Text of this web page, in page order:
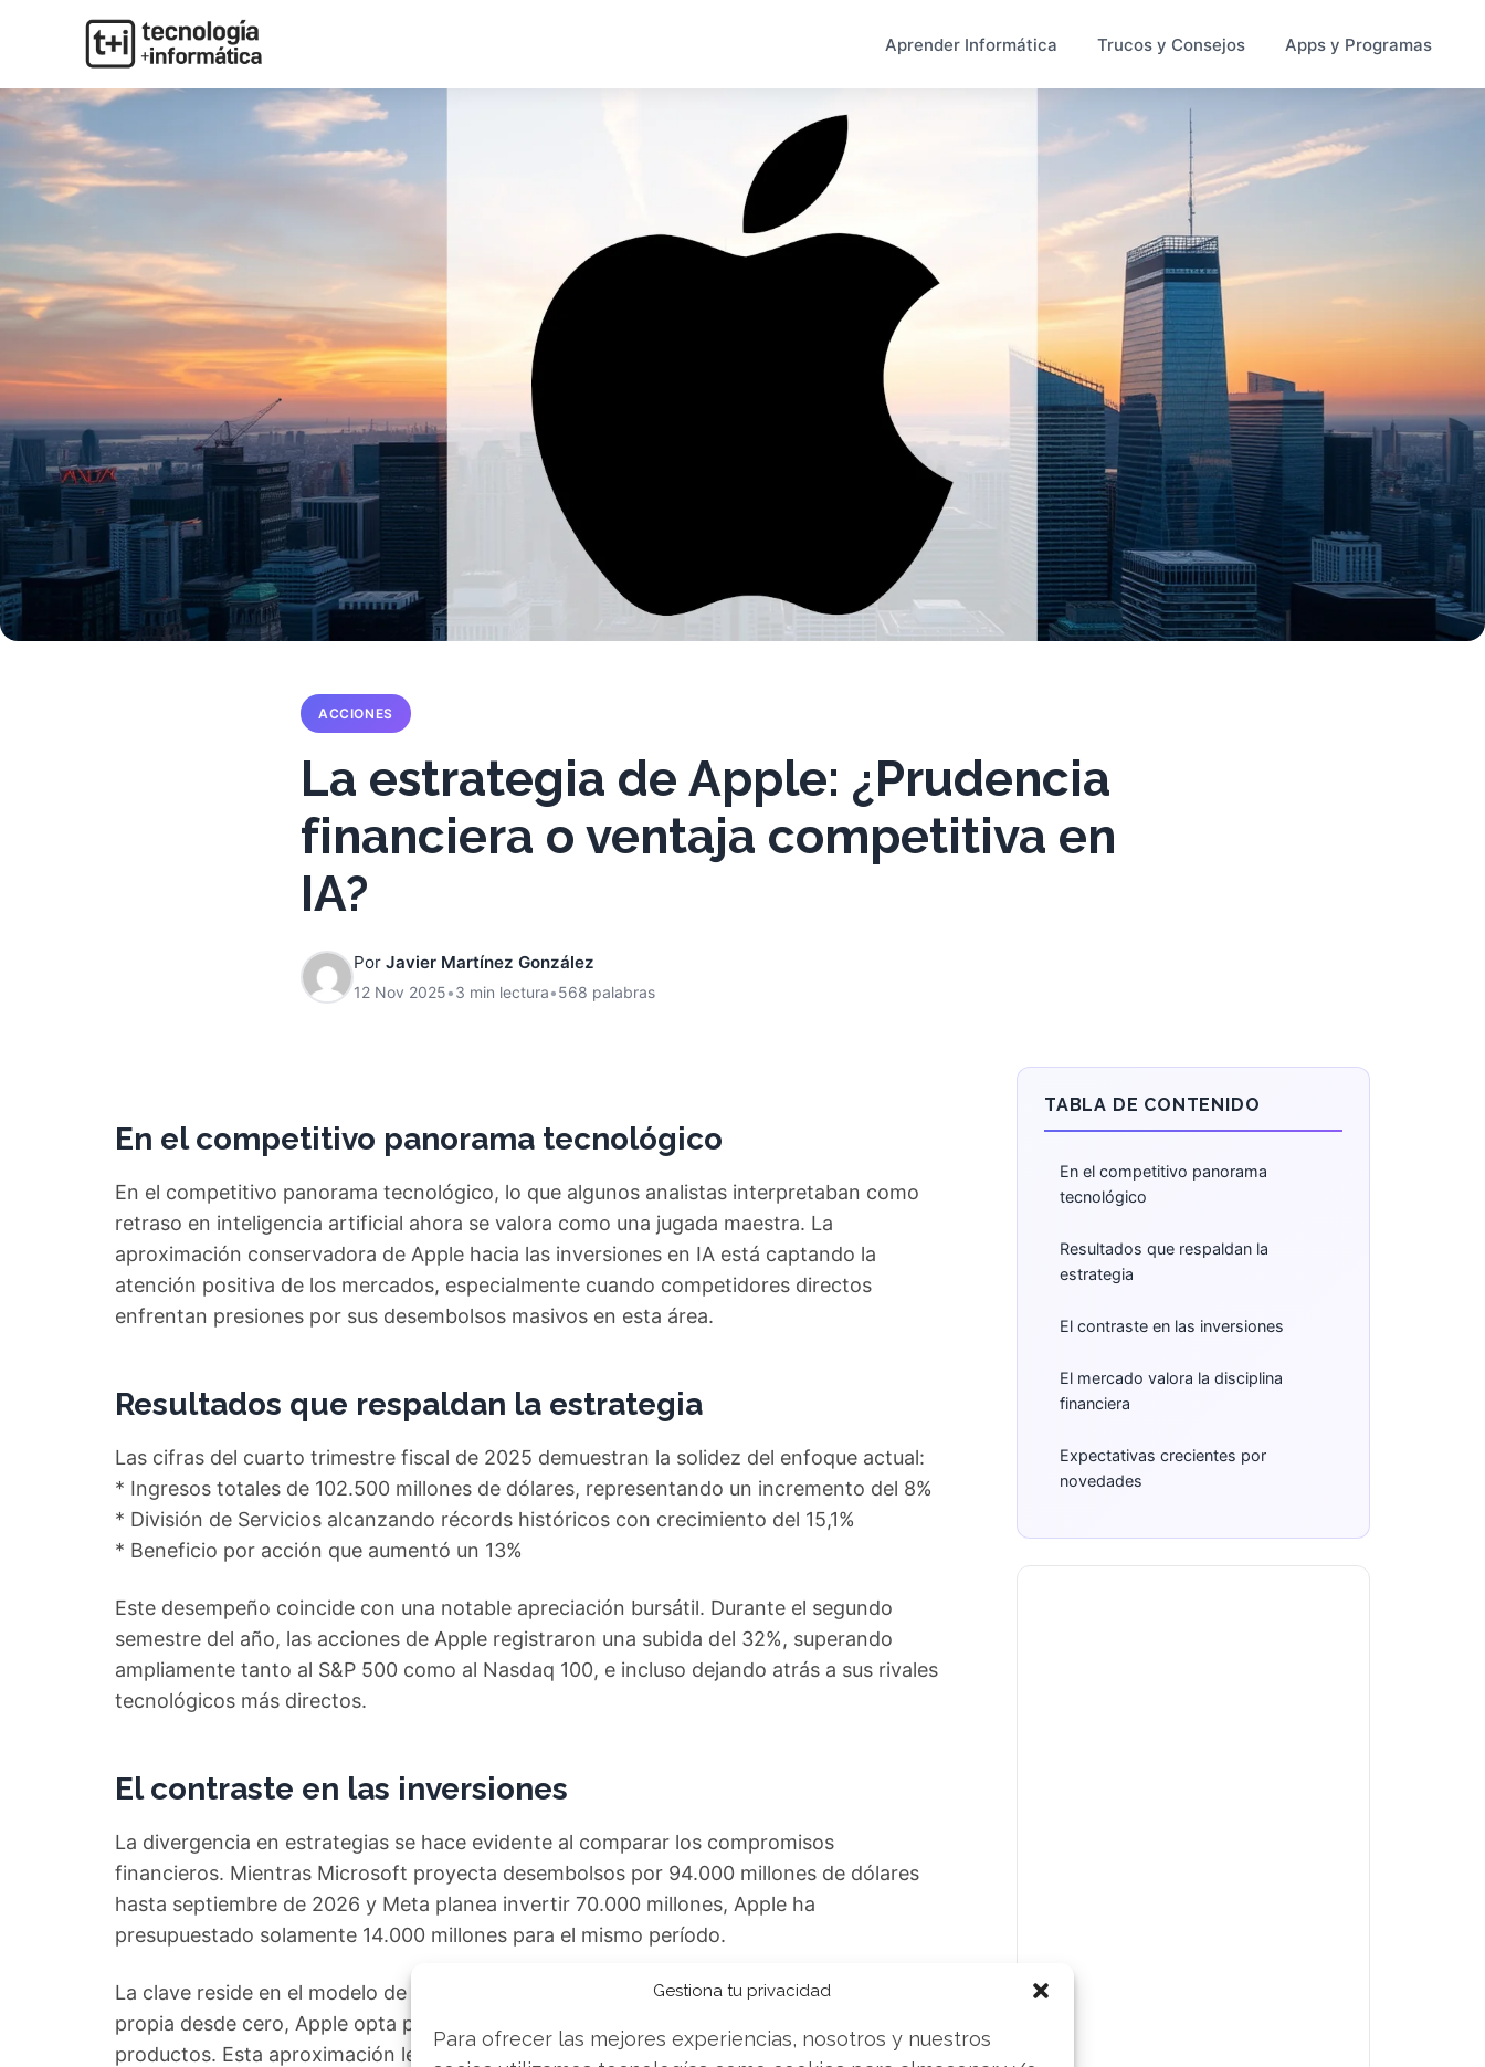
Gestiona tu privacidad
Para ofrecer las mejores experiencias, nosotros y nuestros
Aprender Informática Trucos y Consejos Apps y Programas
ACCIONES
La estrategia de Apple: ¿Prudencia
financiera o ventaja competitiva en
IA?
Por Javier Martínez González
12 Nov 2025•3 min lectura•568 palabras
En el competitivo panorama tecnológico
En el competitivo panorama tecnológico, lo que algunos analistas interpretaban como
retraso en inteligencia artificial ahora se valora como una jugada maestra. La
aproximación conservadora de Apple hacia las inversiones en IA está captando la
atención positiva de los mercados, especialmente cuando competidores directos
enfrentan presiones por sus desembolsos masivos en esta área.
Resultados que respaldan la estrategia
Las cifras del cuarto trimestre fiscal de 2025 demuestran la solidez del enfoque actual:
* Ingresos totales de 102.500 millones de dólares, representando un incremento del 8%
* División de Servicios alcanzando récords históricos con crecimiento del 15,1%
* Beneficio por acción que aumentó un 13%
Este desempeño coincide con una notable apreciación bursátil. Durante el segundo
semestre del año, las acciones de Apple registraron una subida del 32%, superando
ampliamente tanto al S&P 500 como al Nasdaq 100, e incluso dejando atrás a sus rivales
tecnológicos más directos.
El contraste en las inversiones
La divergencia en estrategias se hace evidente al comparar los compromisos
financieros. Mientras Microsoft proyecta desembolsos por 94.000 millones de dólares
hasta septiembre de 2026 y Meta planea invertir 70.000 millones, Apple ha
presupuestado solamente 14.000 millones para el mismo período.
La clave reside en el modelo de implementación: en lugar de desarrollar infraestructura
propia desde cero, Apple opta por integrar modelos de IA existentes para potenciar sus
productos. Esta aproximación le permite incorporar tecnología de vanguardia sin asumir
TABLA DE CONTENIDO
En el competitivo panorama
tecnológico
Resultados que respaldan la
estrategia
El contraste en las inversiones
El mercado valora la disciplina
financiera
Expectativas crecientes por
novedades